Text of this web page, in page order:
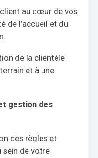
au cœur de vos
de l’accueil et du
de la clientèle
et à une
gestion des
des règles et
sein de votre